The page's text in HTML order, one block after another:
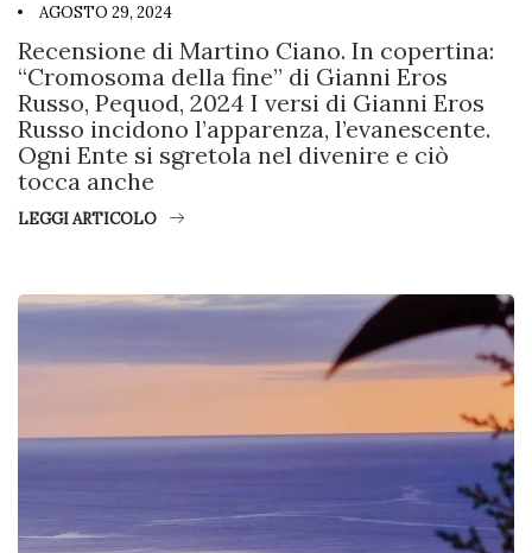
AGOSTO 29, 2024
Recensione di Martino Ciano. In copertina:
“Cromosoma della fine” di Gianni Eros
Russo, Pequod, 2024 I versi di Gianni Eros
Russo incidono l’apparenza, l’evanescente.
Ogni Ente si sgretola nel divenire e ciò
tocca anche
LEGGI ARTICOLO